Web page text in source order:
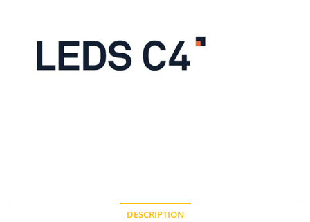
DESCRIPTION